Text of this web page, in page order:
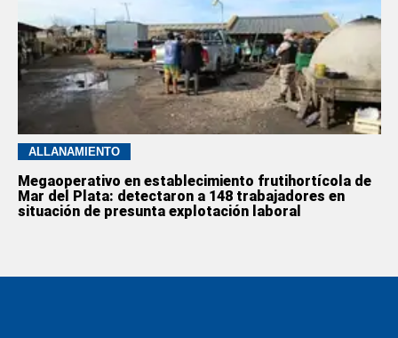
ALLANAMIENTO
Megaoperativo en establecimiento frutihortícola de
Mar del Plata: detectaron a 148 trabajadores en
situación de presunta explotación laboral